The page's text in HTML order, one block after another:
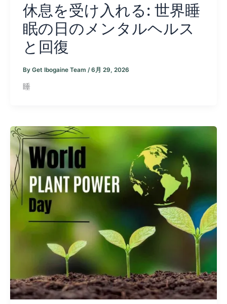
休息を受け入れる: 世界睡
眠の日のメンタルヘルス
と回復
By Get Ibogaine Team /6月 29, 2026
睡